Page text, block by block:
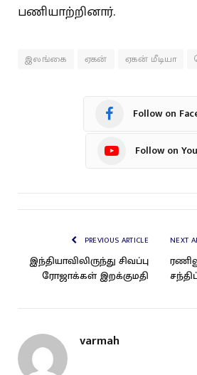
பணியாற்றினார்.
இலங்கை ஏகன் ஏகன் மீடியா
Follow on
Follow on
PREVIOUS ARTICLE
இந்தியாவிலிருந்து சிவப்பு
ரோஜாக்கள் இறக்குமதி
NEXT
varmah